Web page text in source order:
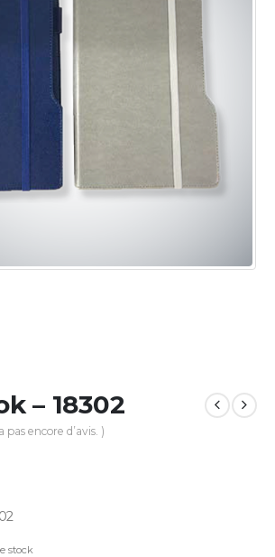
– 18302
pas encore d’avis. )
stock